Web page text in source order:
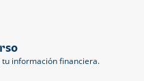
información financiera.